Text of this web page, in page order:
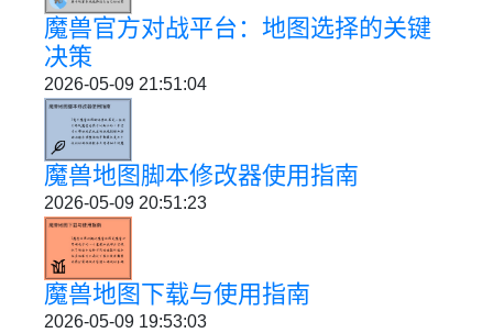
魔兽官方对战平台：地图选择的关键
决策
2026-05-09 21:51:04
魔兽地图脚本修改器使用指南
2026-05-09 20:51:23
魔兽地图下载与使用指南
2026-05-09 19:53:03